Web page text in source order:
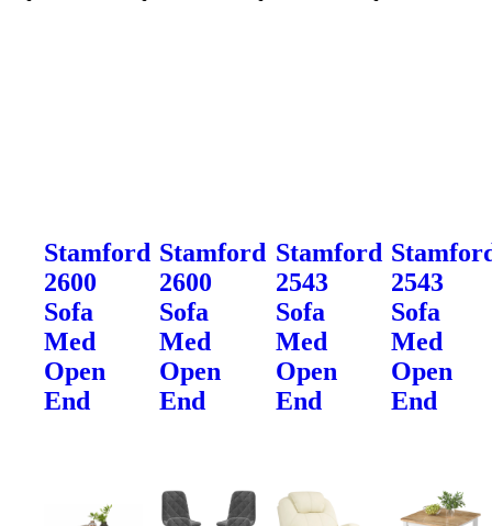
Stamford
2600
Sofa
Med
Open
End
Stamford
2600
Sofa
Med
Open
End
Stamford
2543
Sofa
Med
Open
End
2543
Sofa
Med
Open
End